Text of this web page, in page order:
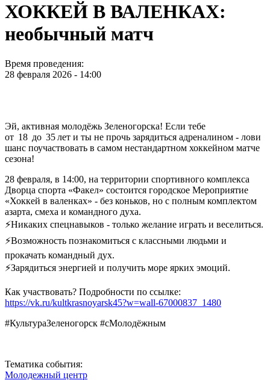
ХОККЕЙ В ВАЛЕНКАХ:
необычный матч
Время проведения:
28 февраля 2026 - 14:00
Эй, активная молодёжь Зеленогорска! Если тебе
от 18 до 35 лет и ты не прочь зарядиться адреналином - лови
шанс поучаствовать в самом нестандартном хоккейном матче
сезона!
28 февраля, в 14:00, на территории спортивного комплекса
Дворца спорта «Факел» состоится городское Мероприятие
«Хоккей в валенках» - без коньков, но с полным комплектом
азарта, смеха и командного духа.
⚡️Никаких спецнавыков - только желание играть и веселиться.
⚡️Возможность познакомиться с классными людьми и
прокачать командный дух.
⚡️Зарядиться энергией и получить море ярких эмоций.
Как участвовать? Подробности по ссылке:
https://vk.ru/kultkrasnoyarsk45?w=wall-67000837_1480
#КультураЗеленогорск #сМолодёжным
Тематика события:
Молодежный центр